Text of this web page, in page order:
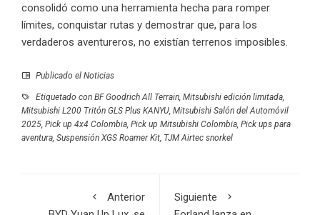
consolidó como una herramienta hecha para romper
límites, conquistar rutas y demostrar que, para los
verdaderos aventureros, no existían terrenos imposibles.
Publicado el Noticias
Etiquetado con BF Goodrich All Terrain Mitsubishi edición limitada
Mitsubishi L200 Tritón GLS Plus KANYU Mitsubishi Salón del Automóvil
2025 Pick up 4x4 Colombia Pick up Mitsubishi Colombia Pick ups para
aventura Suspensión XGS Roamer Kit TJM Airtec snorkel
Anterior
Siguiente